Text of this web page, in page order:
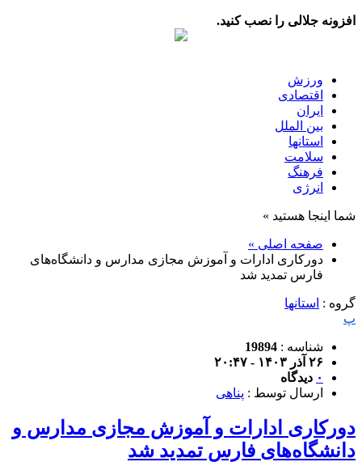
افزونه جلالی را نصب کنید.
ورزش
اقتصادی
ایران
بین الملل
استانها
سلامت
فرهنگ
انرژی
شما اینجا هستید »
صفحه اصلی »
دورکاری ادارات و آموزش مجازی مدارس و دانشگاه‌های
فارس تمدید شد
گروه : استانها
پ
شناسه : 19894
۲۶ آذر ۱۴۰۳ - ۲۰:۴۷
۰ دیدگاه
ارسال توسط : پناهی
دورکاری ادارات و آموزش مجازی مدارس و
دانشگاه‌های فارس تمدید شد